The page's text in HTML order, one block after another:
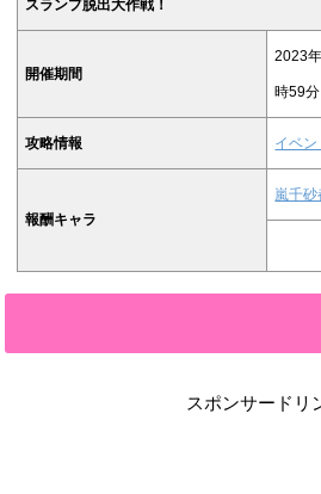
スランプ脱出大作戦！
開催期間
2023
時59分
攻略情報 イベ
報酬キャラ
嵐千
スポンサードリ